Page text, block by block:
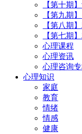
【第十期
【第九期
【第八期
【第七期
心理课程
心理资讯
心理咨询
心理知识
家庭
教育
情绪
情感
健康